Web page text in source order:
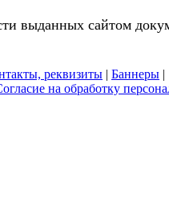
выданных сайтом
реквизиты | Баннеры |
на обработку